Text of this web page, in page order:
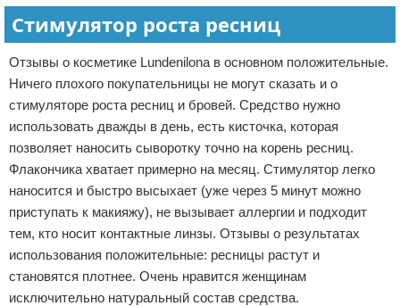
Стимулятор роста ресниц
Отзывы о косметике Lundenilona в основном положительные.
Ничего плохого покупательницы не могут сказать и о
стимуляторе роста ресниц и бровей. Средство нужно
использовать дважды в день, есть кисточка, которая
позволяет наносить сыворотку точно на корень ресниц.
Флакончика хватает примерно на месяц. Стимулятор легко
наносится и быстро высыхает (уже через 5 минут можно
приступать к макияжу), не вызывает аллергии и подходит
тем, кто носит контактные линзы. Отзывы о результатах
использования положительные: ресницы растут и
становятся плотнее. Очень нравится женщинам
исключительно натуральный состав средства.